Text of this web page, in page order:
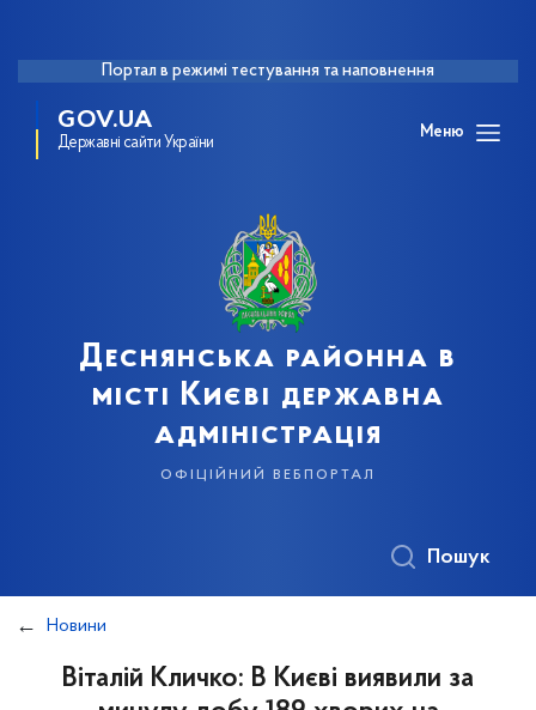
Портал в режимі тестування та наповнення
GOV.UA
Державні сайти України
Меню
Деснянська районна в
місті Києві державна
адміністрація
офіційний вебпортал
Пошук
Новини
Віталій Кличко: В Києві виявили за